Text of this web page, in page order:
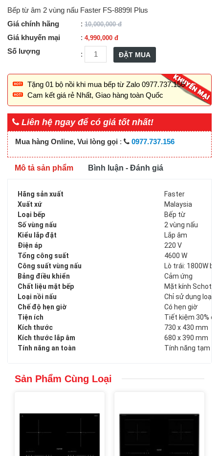
Bếp từ âm 2 vùng nấu Faster FS-8899I Plus
Giá chính hãng
: 10,000,000đ
Giá khuyến mại : 4,990,000 đ
Số lượng : ĐẶT MUA
Tặng 01 bộ nồi khi mua bếp từ Zalo 0977.737.156
Cam kết giá rẻ Nhất, Giao hàng toàn Quốc
Liên hệ ngay để có giá tốt nhất!
Mua hàng Online, Vui lòng gọi : 0977.737.156
Mô tả sản phẩm Bình luận - Đánh giá
Hãng sản xuất
Faster
Xuất xứ
Malaysia
Loại bếp
Bếp từ
Số vùng nấu
2 vùng nấu
Kiểu lắp đặt
Lắp âm
Điện áp
220 V
Tổng công suất
4600 W
Công suất vùng nấu
Lò trái: 1800W
Bảng điều khiển
Cảm ứng
Chất liệu mặt bếp
Mặt kính Schott
Loại nồi nấu
Chỉ sử dụng loại
Chế độ hẹn giờ
Có hẹn giờ
Tiện ích
Tiết kiệm 30%
Kích thước
730 x 430 mm
Kích thước lắp âm
680 x 390 mm
Tính năng an toàn
Tính năng tạm
Sản Phẩm Cùng Loại